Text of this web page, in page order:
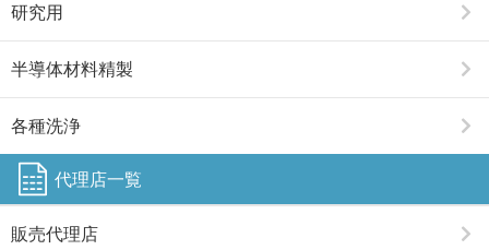
研究用
半導体材料精製
各種洗浄
代理店一覧
販売代理店